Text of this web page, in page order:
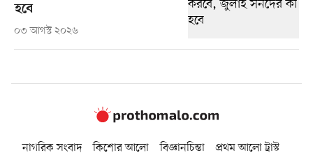
হবে
০৩ আগস্ট ২০২৬
নাগরিক সংবাদ কিশোর আলো বিজ্ঞানচিন্তা
প্রথম আলো ট্রাস্ট